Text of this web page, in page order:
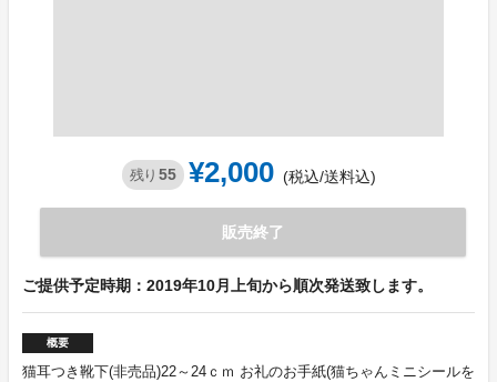
残り 55 ¥2,000 (税込/送料込)
販売終了
ご提供予定時期：2019年10月上旬から順次発送致します。
概要
猫耳つき靴下(非売品)22～24ｃｍ お礼のお手紙(猫ちゃんミニシールを